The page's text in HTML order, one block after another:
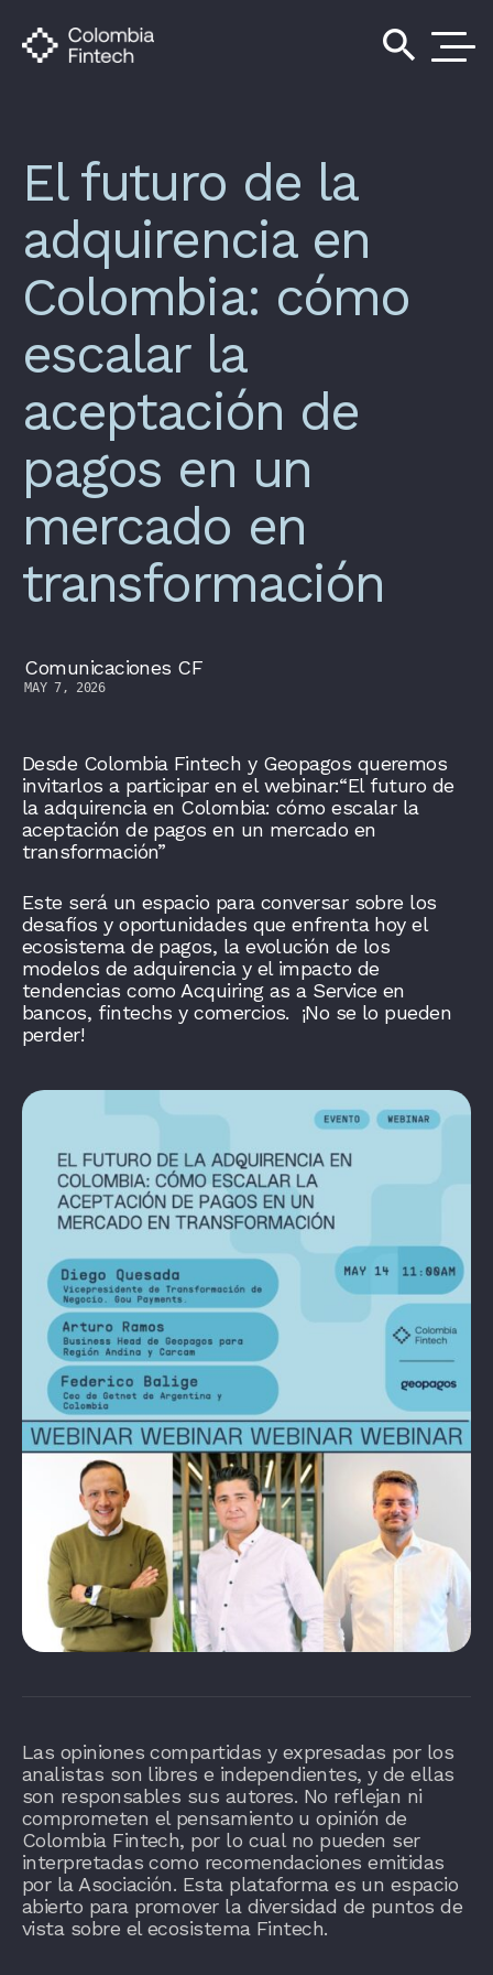
search
El futuro de la
adquirencia en
Colombia: cómo
escalar la
aceptación de
pagos en un
mercado en
transformación
Comunicaciones CF
MAY 7, 2026
Desde Colombia Fintech y Geopagos queremos
invitarlos a participar en el webinar:“El futuro de
la adquirencia en Colombia: cómo escalar la
aceptación de pagos en un mercado en
transformación”
Este será un espacio para conversar sobre los
desafíos y oportunidades que enfrenta hoy el
ecosistema de pagos, la evolución de los
modelos de adquirencia y el impacto de
tendencias como Acquiring as a Service en
bancos, fintechs y comercios. ¡No se lo pueden
perder!
Las opiniones compartidas y expresadas por los
analistas son libres e independientes, y de ellas
son responsables sus autores. No reflejan ni
comprometen el pensamiento u opinión de
Colombia Fintech, por lo cual no pueden ser
interpretadas como recomendaciones emitidas
por la Asociación. Esta plataforma es un espacio
abierto para promover la diversidad de puntos de
vista sobre el ecosistema Fintech.